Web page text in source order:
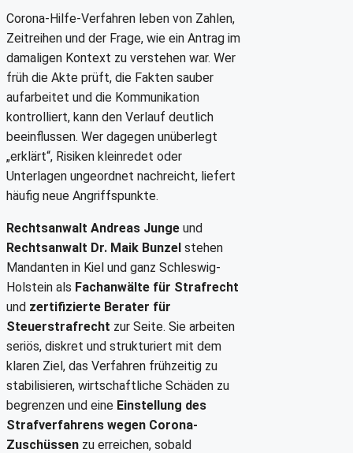
Corona-Hilfe-Verfahren leben von Zahlen,
Zeitreihen und der Frage, wie ein Antrag im
damaligen Kontext zu verstehen war. Wer
früh die Akte prüft, die Fakten sauber
aufarbeitet und die Kommunikation
kontrolliert, kann den Verlauf deutlich
beeinflussen. Wer dagegen unüberlegt
„erklärt“, Risiken kleinredet oder
Unterlagen ungeordnet nachreicht, liefert
häufig neue Angriffspunkte.
Rechtsanwalt Andreas Junge und
Rechtsanwalt Dr. Maik Bunzel stehen
Mandanten in Kiel und ganz Schleswig-
Holstein als Fachanwälte für Strafrecht
und zertifizierte Berater für
Steuerstrafrecht zur Seite. Sie arbeiten
seriös, diskret und strukturiert mit dem
klaren Ziel, das Verfahren frühzeitig zu
stabilisieren, wirtschaftliche Schäden zu
begrenzen und eine Einstellung des
Strafverfahrens wegen Corona-
Zuschüssen zu erreichen, sobald